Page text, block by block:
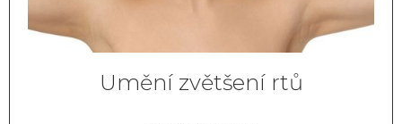
Umění zvětšení rtů